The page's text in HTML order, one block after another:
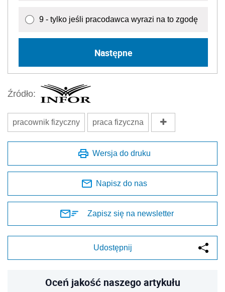
9 - tylko jeśli pracodawca wyrazi na to zgodę
Następne
Źródło:
pracownik fizyczny praca fizyczna
Wersja do druku
Napisz do nas
Zapisz się na newsletter
Udostępnij
Oceń jakość naszego artykułu